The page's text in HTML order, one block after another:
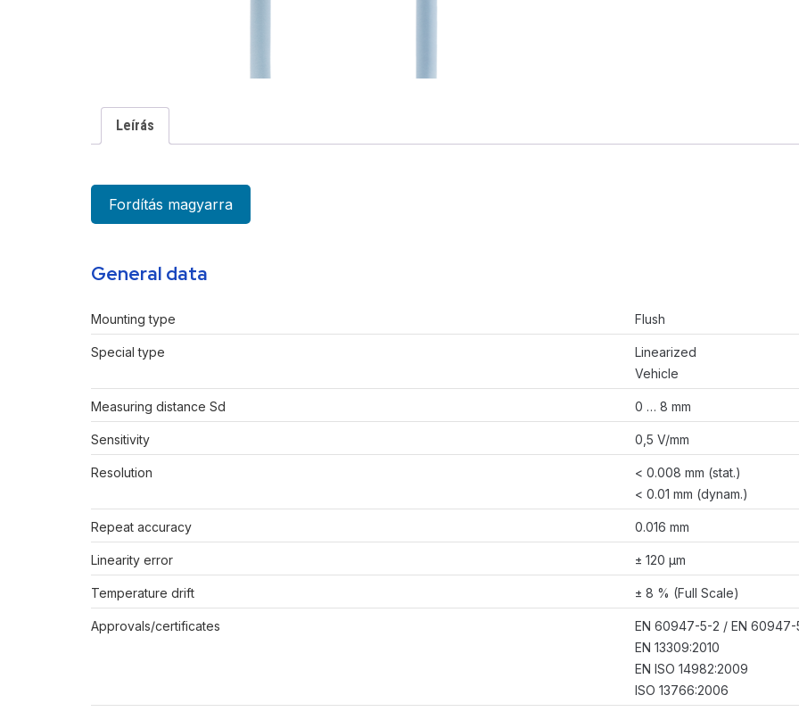
Leírás
Fordítás magyarra
General data
Mounting type Flush
Special type
Linearized
Vehicle
Measuring distance Sd 0 … 8 mm
Sensitivity 0,5 V/mm
Resolution
< 0.008 mm (stat.)
< 0.01 mm (dynam.)
Repeat accuracy 0.016 mm
Linearity error ± 120 µm
Temperature drift ± 8 % (Full Scale)
Approvals/certificates
EN 60947-5-2 / EN
EN 13309:2010
EN ISO 14982:2009
ISO 13766:2006